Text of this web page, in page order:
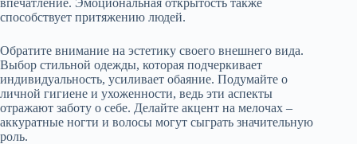
впечатление. Эмоциональная открытость также
способствует притяжению людей.
Обратите внимание на эстетику своего внешнего вида.
Выбор стильной одежды, которая подчеркивает
индивидуальность, усиливает обаяние. Подумайте о
личной гигиене и ухоженности, ведь эти аспекты
отражают заботу о себе. Делайте акцент на мелочах –
аккуратные ногти и волосы могут сыграть значительную
роль.